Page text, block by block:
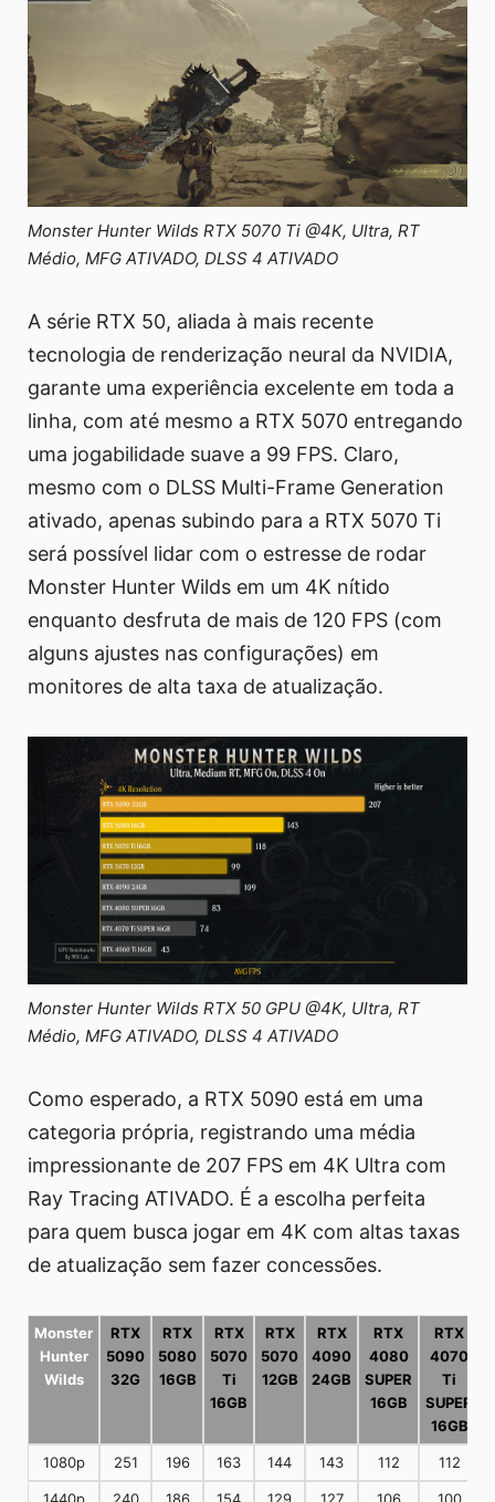
Monster Hunter Wilds RTX 5070 Ti @4K, Ultra, RT
Médio, MFG ATIVADO, DLSS 4 ATIVADO
A série RTX 50, aliada à mais recente
tecnologia de renderização neural da NVIDIA,
garante uma experiência excelente em toda a
linha, com até mesmo a RTX 5070 entregando
uma jogabilidade suave a 99 FPS. Claro,
mesmo com o DLSS Multi-Frame Generation
ativado, apenas subindo para a RTX 5070 Ti
será possível lidar com o estresse de rodar
Monster Hunter Wilds em um 4K nítido
enquanto desfruta de mais de 120 FPS (com
alguns ajustes nas configurações) em
monitores de alta taxa de atualização.
Monster Hunter Wilds RTX 50 GPU @4K, Ultra, RT
Médio, MFG ATIVADO, DLSS 4 ATIVADO
Como esperado, a RTX 5090 está em uma
categoria própria, registrando uma média
impressionante de 207 FPS em 4K Ultra com
Ray Tracing ATIVADO. É a escolha perfeita
para quem busca jogar em 4K com altas taxas
de atualização sem fazer concessões.
Monster
Hunter
Wilds
RTX
5090
32G
RTX
5080
16GB
RTX
5070
Ti
16GB
RTX
5070
12GB
RTX
4090
24GB
RTX
4080
SUPER
16GB
RTX
4070
Ti
SUPER
16GB
1080p 251 196 163 144 143 112 112